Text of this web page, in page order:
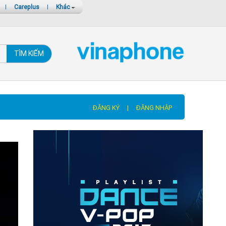
| Careplus | Khác
TÌM KIẾM
ĐĂNG KÝ | ĐĂNG NHẬP